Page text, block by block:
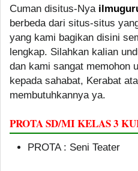
Cuman disitus-Nya
berbeda dari situs-situs
yang kami bagikan disini
lengkap. Silahkan kalian
dan kami sangat memohon
kepada sahabat, Kerabat
membutuhkannya ya.
PROTA SD/MI KELAS 3
PROTA : Seni Teater